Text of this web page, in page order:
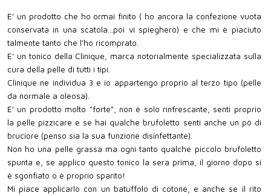
E' un prodotto che ho ormai finito ( ho ancora la confezione vuota
conservata in una scatola...poi vi spiegherò) e che mi è piaciuto
talmente tanto che l'ho ricomprato.
E' un tonico della Clinique, marca notorialmente specializzata sulla
cura della pelle di tutti i tipi.
Clinique ne individua 3 e io appartengo proprio al terzo tipo (pelle
da normale a oleosa).
E' un prodotto molto "forte", non è solo rinfrescante, senti proprio
la pelle pizzicare e se hai qualche brufoletto senti anche un pò di
bruciore (penso sia la sua funzione disinfettante).
Non ho una pelle grassa ma ogni tanto qualche piccolo brufoletto
spunta e, se applico questo tonico la sera prima, il giorno dopo si
è sgonfiato o è proprio sparito!
Mi piace applicarlo con un batuffolo di cotone, e anche se il rito